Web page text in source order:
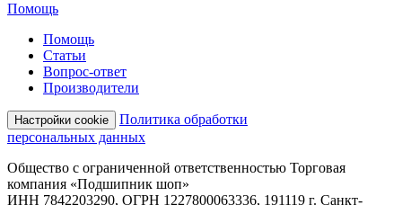
Помощь
Помощь
Статьи
Вопрос-ответ
Производители
Настройки cookie
Политика обработки
персональных данных
Общество с ограниченной ответственностью Торговая
компания «Подшипник шоп»
ИНН 7842203290, ОГРН 1227800063336, 191119 г. Санкт-